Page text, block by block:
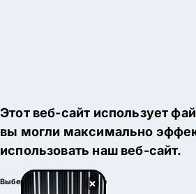
×
Этот веб-сайт использует
вы могли максимально
использовать наш веб-сайт.
Выберите настройки cookie